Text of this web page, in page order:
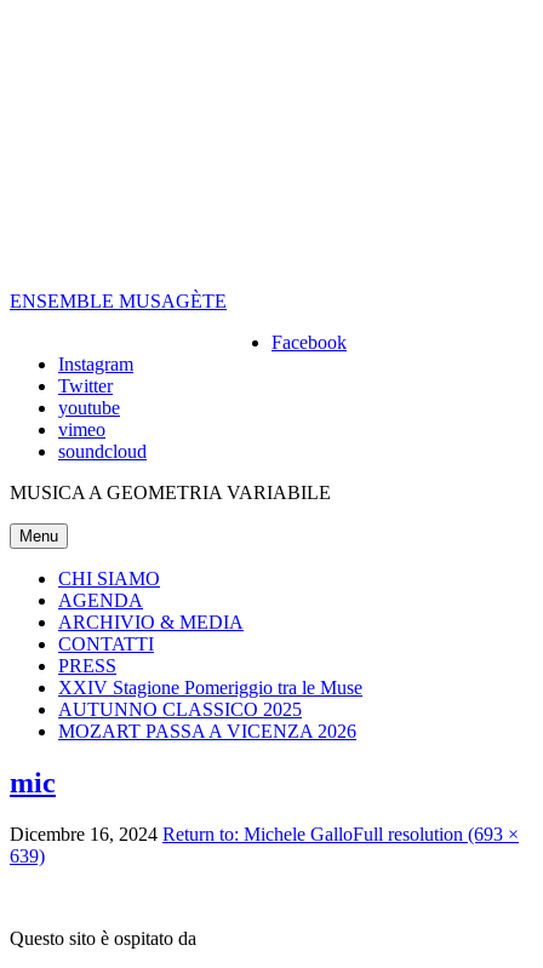
ENSEMBLE MUSAGÈTE
Facebook
Instagram
Twitter
youtube
vimeo
soundcloud
MUSICA A GEOMETRIA VARIABILE
Menu
CHI SIAMO
AGENDA
ARCHIVIO & MEDIA
CONTATTI
PRESS
XXIV Stagione Pomeriggio tra le Muse
AUTUNNO CLASSICO 2025
MOZART PASSA A VICENZA 2026
mic
Dicembre 16, 2024 Return to: Michele GalloFull resolution (693 ×
639)
Questo sito è ospitato da